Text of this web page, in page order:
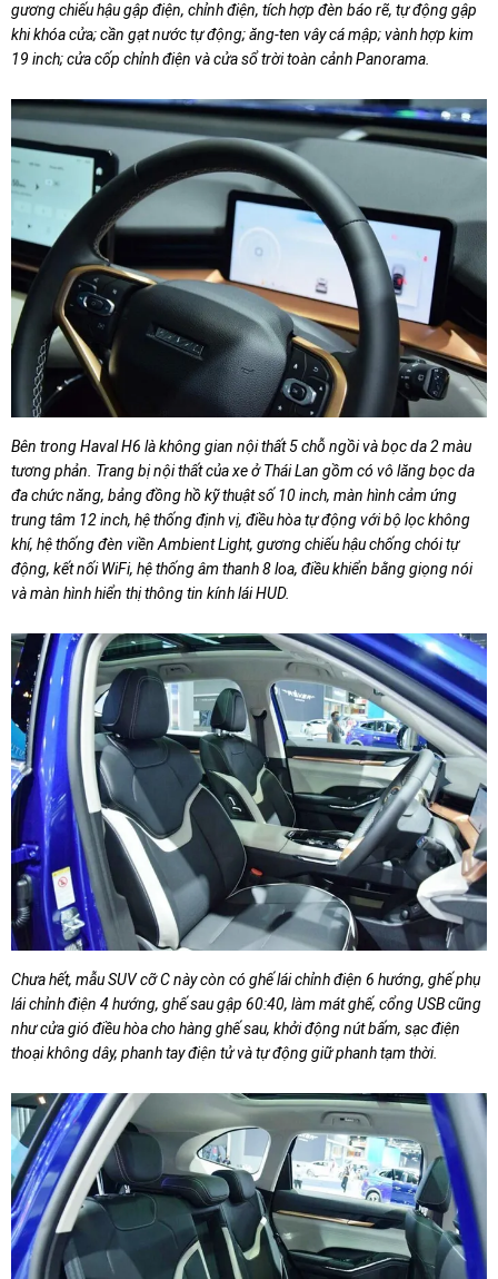
gương chiếu hậu gập điện, chỉnh điện, tích hợp đèn báo rẽ, tự động gập
khi khóa cửa; cần gạt nước tự động; ăng-ten vây cá mập; vành hợp kim
19 inch; cửa cốp chỉnh điện và cửa sổ trời toàn cảnh Panorama.
Bên trong Haval H6 là không gian nội thất 5 chỗ ngồi và bọc da 2 màu
tương phản. Trang bị nội thất của xe ở Thái Lan gồm có vô lăng bọc da
đa chức năng, bảng đồng hồ kỹ thuật số 10 inch, màn hình cảm ứng
trung tâm 12 inch, hệ thống định vị, điều hòa tự động với bộ lọc không
khí, hệ thống đèn viền Ambient Light, gương chiếu hậu chống chói tự
động, kết nối WiFi, hệ thống âm thanh 8 loa, điều khiển bằng giọng nói
và màn hình hiển thị thông tin kính lái HUD.
Chưa hết, mẫu SUV cỡ C này còn có ghế lái chỉnh điện 6 hướng, ghế phụ
lái chỉnh điện 4 hướng, ghế sau gập 60:40, làm mát ghế, cổng USB cũng
như cửa gió điều hòa cho hàng ghế sau, khởi động nút bấm, sạc điện
thoại không dây, phanh tay điện tử và tự động giữ phanh tạm thời.